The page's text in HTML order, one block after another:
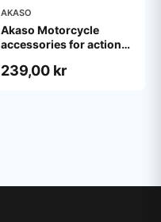
AKASO
Akaso Motorcycle
accessories for action
239,00 kr